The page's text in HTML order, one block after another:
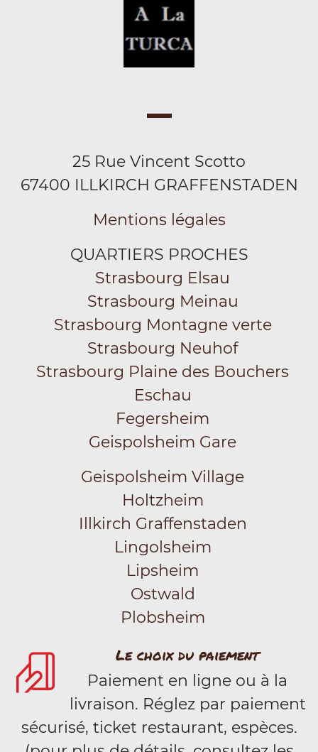
25 Rue Vincent Scotto
67400 ILLKIRCH GRAFFENSTADEN
Mentions légales
QUARTIERS PROCHES
Strasbourg Elsau
Strasbourg Meinau
Strasbourg Montagne verte
Strasbourg Neuhof
Strasbourg Plaine des Bouchers
Eschau
Fegersheim
Geispolsheim Gare
Geispolsheim Village
Holtzheim
Illkirch Graffenstaden
Lingolsheim
Lipsheim
Ostwald
Plobsheim
Le choix du paiement
Paiement en ligne ou à la
livraison. Réglez par paiement
sécurisé, ticket restaurant, espèces.